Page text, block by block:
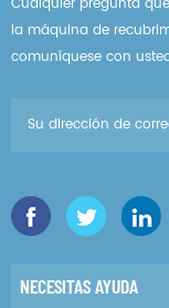
la máquina de
comuníquese con
NECESITAS AYUDA